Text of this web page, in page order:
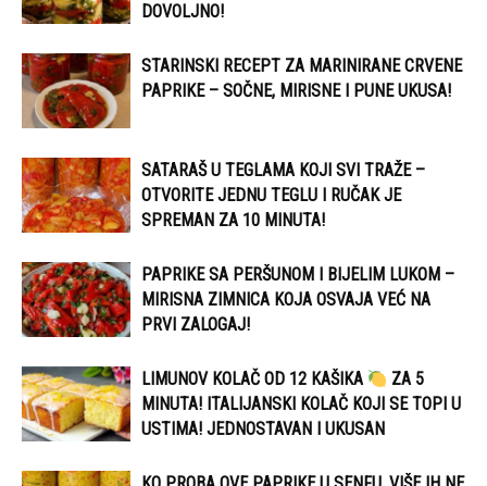
DOVOLJNO!
STARINSKI RECEPT ZA MARINIRANE CRVENE
PAPRIKE – SOČNE, MIRISNE I PUNE UKUSA!
SATARAŠ U TEGLAMA KOJI SVI TRAŽE –
OTVORITE JEDNU TEGLU I RUČAK JE
SPREMAN ZA 10 MINUTA!
PAPRIKE SA PERŠUNOM I BIJELIM LUKOM –
MIRISNA ZIMNICA KOJA OSVAJA VEĆ NA
PRVI ZALOGAJ!
LIMUNOV KOLAČ OD 12 KAŠIKA
ZA 5
MINUTA! ITALIJANSKI KOLAČ KOJI SE TOPI U
USTIMA! JEDNOSTAVAN I UKUSAN